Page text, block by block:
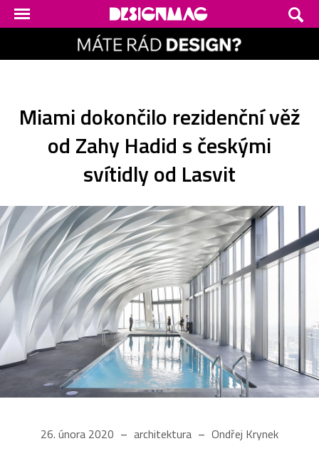
Miami dokončilo rezidenční věž
od Zahy Hadid s českými
svítidly od Lasvit
26. února 2020 architektura Ondřej Krynek